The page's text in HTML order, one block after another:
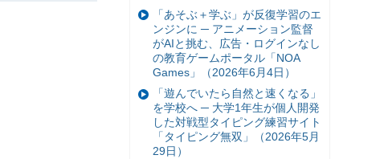
「あそぶ＋学ぶ」が反復学習のエ
ンジンに ─ アニメーション監督
がAIと挑む、広告・ログインなし
の教育ゲームポータル「NOA
Games」（2026年6月4日）
「遊んでいたら自然と速くなる」
を学校へ ─ 大学1年生が個人開発
した対戦型タイピング練習サイト
「タイピング無双」（2026年5月
29日）